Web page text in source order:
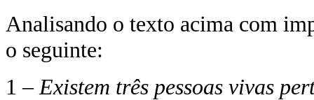
Analisando o texto acima com
o seguinte:
1 – Existem três pessoas vivas